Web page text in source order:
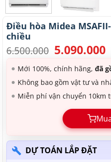
Điều hòa Midea
chiều
6.500.000 Giá
gốc
là:
6.500.000.
5.090.000
Mới 100%, chính hãng, đã
Không bao gồm vật tư và
Miễn phí vận chuyển 10km
DỰ TOÁN LẮP ĐẶT